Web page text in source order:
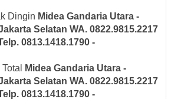
Dingin Midea Gandaria Utara -
Selatan WA. 0822.9815.2217
0813.1418.1790 -
Midea Gandaria Utara -
Selatan WA. 0822.9815.2217
0813.1418.1790 -